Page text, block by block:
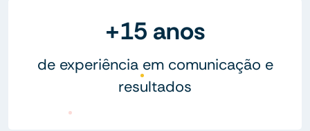
+15 anos
de experiência em comunicação e
resultados